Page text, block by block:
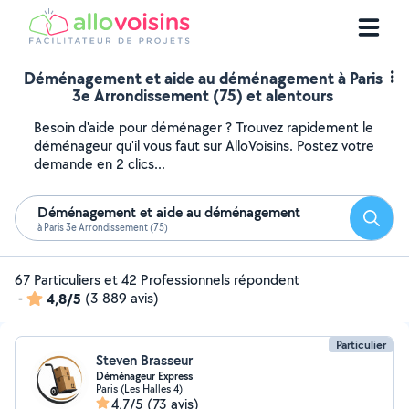
Déménagement et aide au déménagement à Paris
3e Arrondissement (75) et alentours
Besoin d'aide pour déménager ? Trouvez rapidement le
déménageur qu'il vous faut sur AlloVoisins. Postez votre
demande en 2 clics...
Déménagement et aide au déménagement
à Paris 3e Arrondissement (75)
67 Particuliers et 42 Professionnels répondent
-
4,8/5 (3 889 avis)
Particulier
Steven Brasseur
Déménageur Express
Paris (Les Halles 4)
4,7/5 (73 avis)